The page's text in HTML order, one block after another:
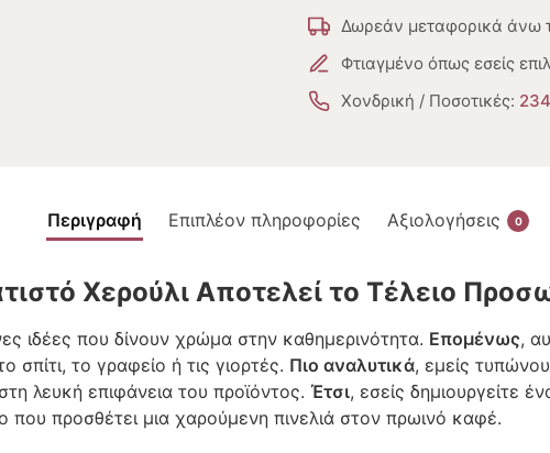
Δωρεάν μεταφορικά άνω
Φτιαγμένο όπως εσείς
Χονδρική / Ποσοτικές:
Περιγραφή Επιπλέον πληροφορίες Αξιολογήσεις 0
Χερούλι Αποτελεί το Τέλειο
ιδέες που δίνουν χρώμα στην καθημερινότητα. Επομένως,
σπίτι, το γραφείο ή τις γιορτές. Πιο αναλυτικά, εμείς
λευκή επιφάνεια του προϊόντος. Έτσι, εσείς δημιουργείτε
που προσθέτει μια χαρούμενη πινελιά στον πρωινό καφέ.